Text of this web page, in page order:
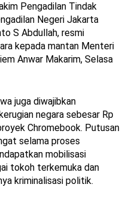
Pengadilan Tindak
Negeri Jakarta
S Abdullah, resmi
kepada mantan Menteri
Anwar Makarim, Selasa
juga diwajibkan
negara sebesar Rp
Chromebook. Putusan
selama proses
mobilisasi
tokoh terkemuka dan
kriminalisasi politik.